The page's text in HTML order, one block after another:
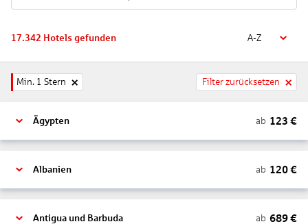
17.342 Hotels gefunden A-Z
Min. 1 Stern Filter zurücksetzen
Ägypten ab 123 €
Albanien ab 120€
Antigua und Barbuda ab 689€